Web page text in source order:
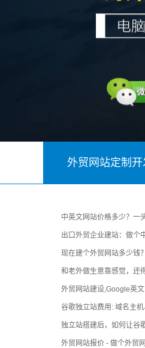
外贸网站定制开
中英文网站价格多少？一
出口外贸企业建站：做个
现在建个外贸网站多少钱
和老外做生意靠感觉，还
外贸网站建设,Google英文
谷歌独立站费用: 域名主
独立站搭建后，如何让谷
外贸网站报价 - 做个外贸